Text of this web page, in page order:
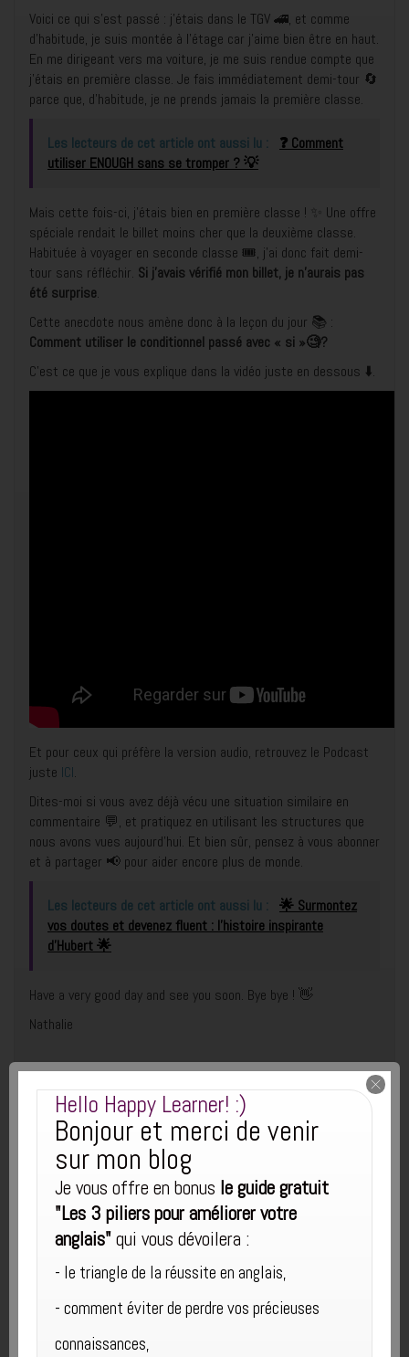
Voici ce qui s’est passé : j’étais dans le TGV 🚄, et comme
d’habitude, je suis montée à l’étage car j’aime bien être en haut.
En me dirigeant vers ma voiture, je me suis rendue compte que
j’étais en première classe. Je fais immédiatement demi-tour 🔄
parce que, d’habitude, je ne prends jamais la première classe.
Les lecteurs de cet article ont aussi lu :
❓ Comment
utiliser ENOUGH sans se tromper ? 💡
Mais cette fois-ci, j’étais bien en première classe ! ✨ Une offre
spéciale rendait le billet moins cher que la deuxième classe.
Habituée à voyager en seconde classe 🎟️, j’ai donc fait demi-
tour sans réfléchir. Si j’avais vérifié mon billet, je n’aurais pas
été surprise.
Cette anecdote nous amène donc à la leçon du jour 📚 :
Comment utiliser le conditionnel passé avec « si »🧐?
C’est ce que je vous explique dans la vidéo juste en dessous ⬇️.
Et pour ceux qui préfère la version audio, retrouvez le Podcast
juste ICI.
Dites-moi si vous avez déjà vécu une situation similaire en
commentaire 💬, et pratiquez en utilisant les structures que
nous avons vues aujourd’hui. Et bien sûr, pensez à vous abonner
et à partager 📢 pour aider encore plus de monde.
Les lecteurs de cet article ont aussi lu :
🌟 Surmontez
vos doutes et devenez fluent : l’histoire inspirante
d’Hubert 🌟
Have a very good day and see you soon. Bye bye ! 👋
Nathalie
​Cet article vous a plu ?
En complément, vous êtes libre de
mon guide "Les 3 piliers pour améliorer votre anglais"
découvrir des moyens ​EFFICACES et pour certains ​
INÉDITS pour progresser en anglais !
​Je hais les spams autant que vous : votre adresse email ne sera jamais
vidéos, offres commerciales, podcasts et autres conseils pour ​vous aider à
Hello Happy Learner! :)
Bonjour et merci de venir
sur mon blog
Je vous offre en bonus ​le guide gratuit
"Les 3 piliers pour améliorer votre
anglais"qui vous dévoilera :
​- le triangle de la réussite en anglais,
- ​comment éviter de perdre vos précieuses
connaissances,